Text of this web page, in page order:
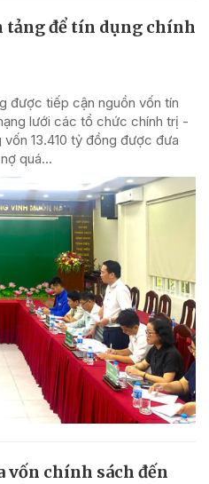
tảng để tín dụng chính
được tiếp cận nguồn vốn tín
lưới các tổ chức chính trị -
13.410 tỷ đồng được đưa
quá...
vốn chính sách đến